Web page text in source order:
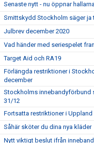
Senaste nytt - nu öppnar
Smittskydd Stockholm säger ja
Julbrev december 2020
Vad händer med seriespelet
Target Aid och RA19
Förlängda restriktioner i
december
Stockholms innebandyförbund
31/12
Fortsatta restriktioner i Uppland
Såhär sköter du dina nya kläder
Nytt viktigt beslut ifrån